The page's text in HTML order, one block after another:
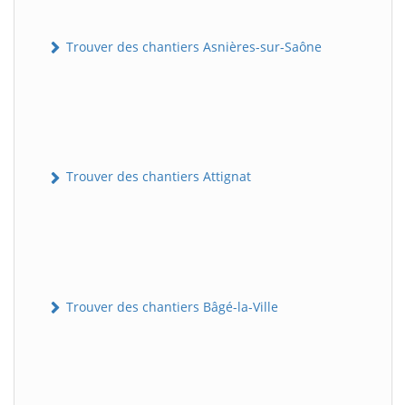
Trouver des chantiers Asnières-sur-Saône
Trouver des chantiers Attignat
Trouver des chantiers Bâgé-la-Ville